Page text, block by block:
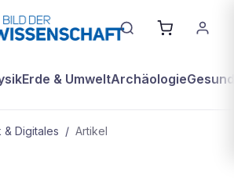
Erde & UmweltArchäologie
& Digitales / Artikel